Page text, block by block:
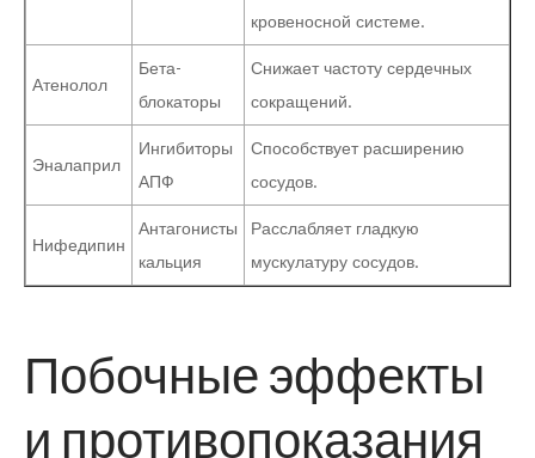
кровеносной системе.
Атенолол
Бета-
блокаторы
Снижает частоту сердечных
сокращений.
Эналаприл
Ингибиторы
АПФ
Способствует расширению
сосудов.
Нифедипин
Антагонисты
кальция
Расслабляет гладкую
мускулатуру сосудов.
Побочные эффекты
и противопоказания